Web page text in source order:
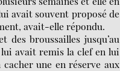
avait souvent proposé de
avait-elle répondu.
des broussailles jusqu’au
avait remis la clef en lui
une en réserve aux